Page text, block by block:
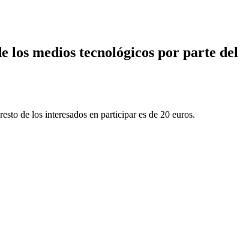
los medios tecnológicos por parte del
de los interesados en participar es de 20 euros.